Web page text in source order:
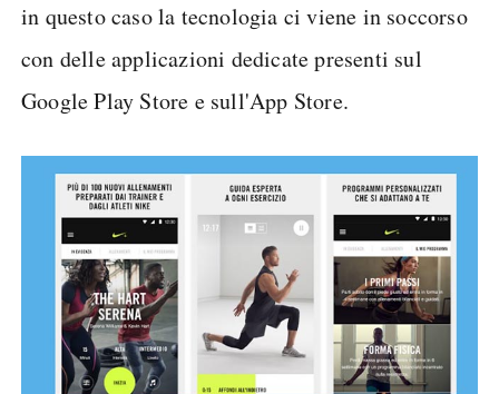
in questo caso la tecnologia ci viene in soccorso
con delle applicazioni dedicate presenti sul
Google Play Store e sull'App Store.